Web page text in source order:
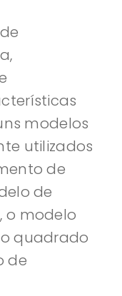
modelos
utilizados
de
de
o modelo
quadrado
de